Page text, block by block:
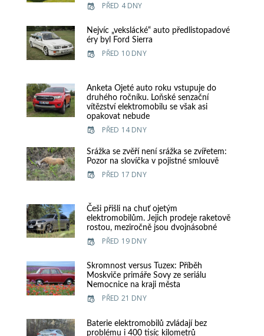
PŘED 4 DNY
Nejvíc „vekslácké“ auto předlistopadové
éry byl Ford Sierra
PŘED 10 DNY
Anketa Ojeté auto roku vstupuje do
druhého ročníku. Loňské senzační
vítězství elektromobilu se však asi
opakovat nebude
PŘED 14 DNY
Srážka se zvěří není srážka se zvířetem:
Pozor na slovíčka v pojistné smlouvě
PŘED 17 DNY
Češi přišli na chuť ojetým
elektromobilům. Jejich prodeje raketově
rostou, meziročně jsou dvojnásobné
PŘED 19 DNY
Skromnost versus Tuzex: Příběh
Moskviče primáře Sovy ze seriálu
Nemocnice na kraji města
PŘED 21 DNY
Baterie elektromobilů zvládají bez
problému i 400 tisíc kilometrů